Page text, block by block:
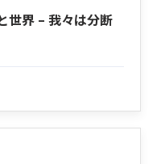
世界 – 我々は分断